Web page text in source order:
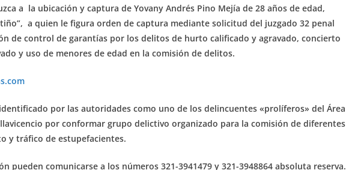
a la ubicación y captura de Yovany Andrés Pino Mejía de 28 años de edad,
a quien le figura orden de captura mediante solicitud del juzgado 32 penal
de control de garantías por los delitos de hurto calificado y agravado, concierto
y uso de menores de edad en la comisión de delitos.
por las autoridades como uno de los delincuentes «prolíferos» del Área
por conformar grupo delictivo organizado para la comisión de diferentes
y tráfico de estupefacientes.
pueden comunicarse a los números 321-3941479 y 321-3948864 absoluta reserva.